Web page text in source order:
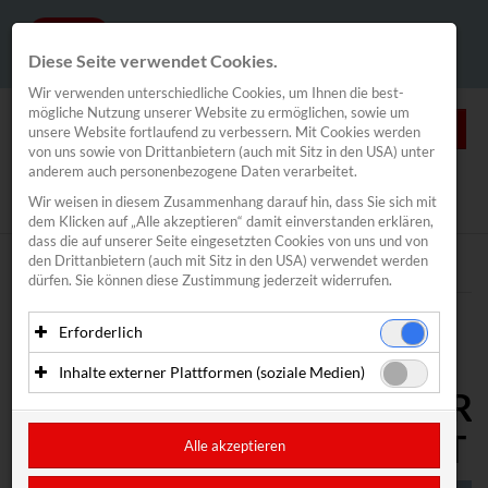
0
Segeln
Spitzensport
Vadlau/Mähr
Bildstein/Hussl
Alina Kornelli
News / Segeln Spitzensport
Text Bilder
Meldung vom 07.07.2026
49ER-VIZEWELTMEISTER
PRETTNER/FLACHBERGER
VERPATZEN EM-AUFTAKT
Diese Seite verwendet Cookies.
Wir verwenden unterschiedliche Cookies, um Ihnen die best­
mögliche Nutzung unserer Website zu ermöglichen, sowie um
unsere Website fortlaufend zu verbessern. Mit Cookies werden
von uns sowie von Drittanbietern (auch mit Sitz in den USA) unter
anderem auch personenbezogene Daten verarbeitet.
Wir weisen in diesem Zusammenhang darauf hin, dass Sie sich mit
dem Klicken auf „Alle akzeptieren“ damit ein­ver­standen erklären,
dass die auf unserer Seite eingesetzten Cookies von uns und von
den Drittanbietern (auch mit Sitz in den USA) verwendet werden
dürfen. Sie können diese Zustimmung jederzeit widerrufen.
Erforderlich
Essenzielle Cookies ermöglichen grundlegende Funktionen
und sind für die einwandfreie Funktion der Website
personenbezogenen Daten und werden an keine Dritten
Anbieter: Eigentümer der Website (Erstanbieter)
Inhalte externer Plattformen (soziale Medien)
Drittanbietern (in der Regel soziale Medien) angezeigt
werden. Dadurch werden auch Cookies der Drittanbieter auf
Sitz in den USA.
Alle akzeptieren